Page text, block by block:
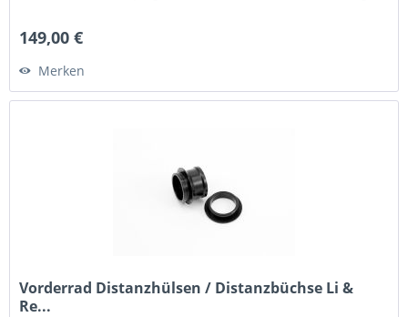
149,00 €
Merken
Vorderrad Distanzhülsen / Distanzbüchse Li &
Re...